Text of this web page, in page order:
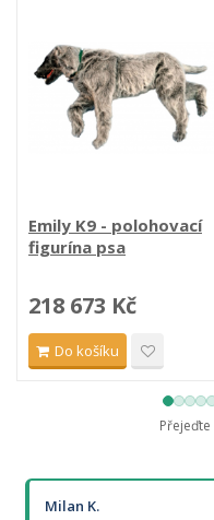
Emily K9 - polohovací
figurína psa
218 673 Kč
Do košíku
Milan K.